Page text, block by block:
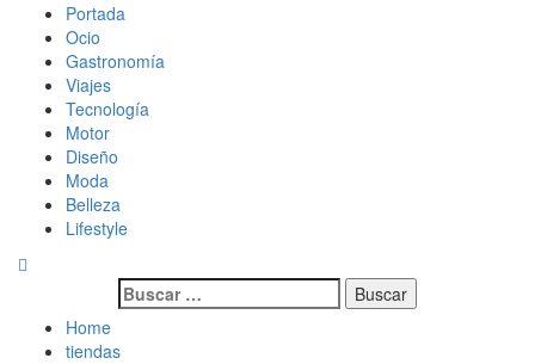
content
Magazine de gastronomía, belleza, ocio, viajes, motor, tecnología,
diseño…
Magazine de gastronomía, belleza, ocio, viajes, motor, tecnología,
diseño…
Primary
Menu
Portada
Ocio
Gastronomía
Viajes
Tecnología
Motor
Diseño
Moda
Belleza
Lifestyle
Buscar:
Home
tiendas